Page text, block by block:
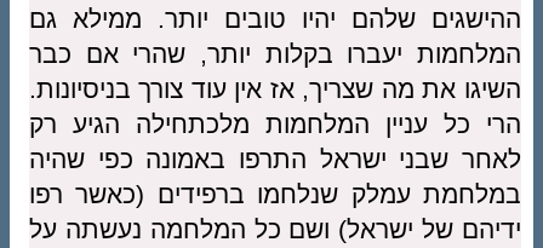
ההישגים שלהם יהיו טובים יותר. ממילא גם
המלחמות יעברו בקלות יותר, שהרי אם כבר
השיגו את מה שצריך, אז אין עוד צורך בניסיונות.
הרי כל עניין המלחמות מלכתחילה הגיע רק
לאחר שבני ישראל התרפו באמונה כפי שהיה
במלחמת עמלק שנלחמו ברפידים (כאשר רפו
ידיהם של ישראל) ושם כל המלחמה נעשתה על